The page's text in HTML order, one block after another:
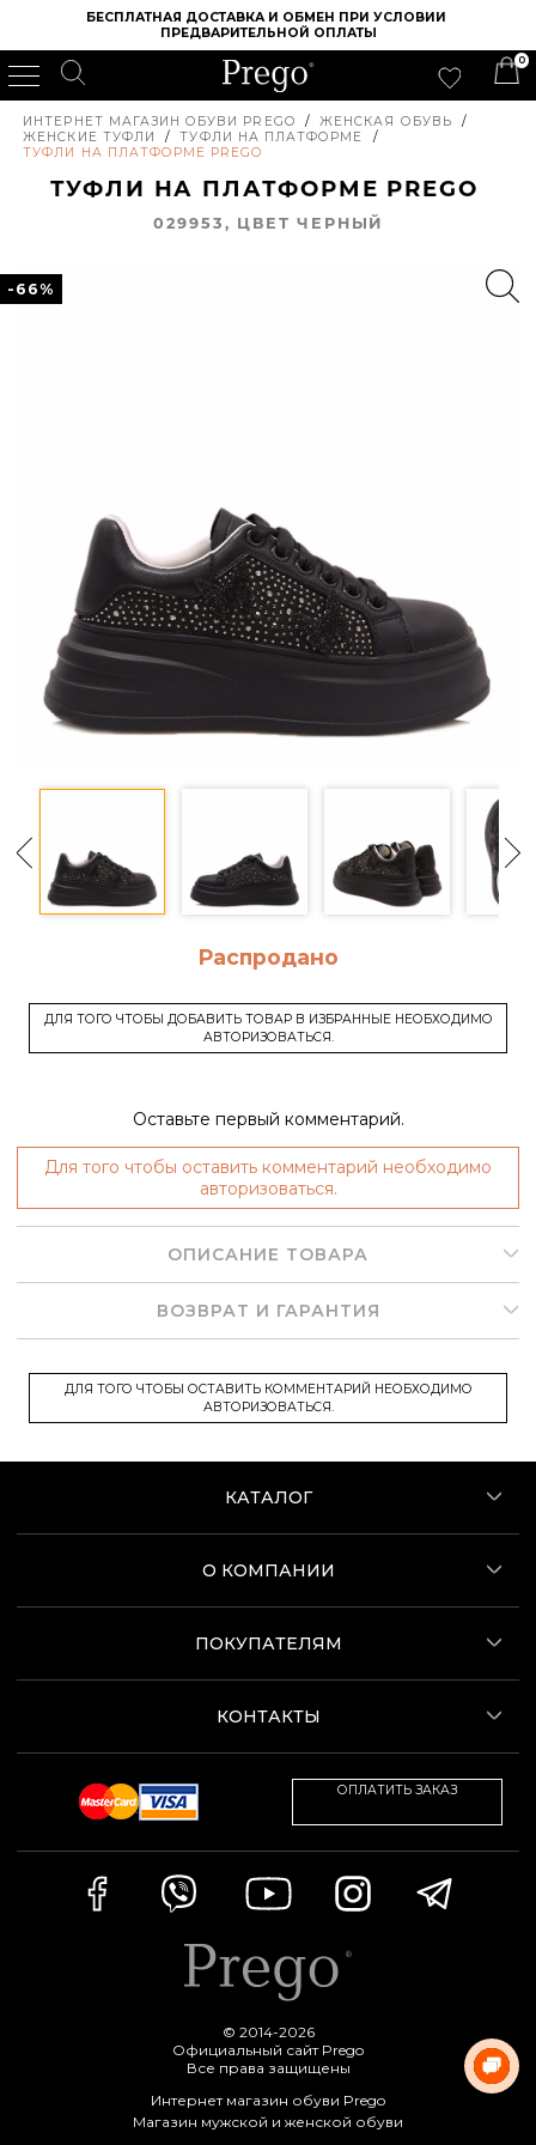
БЕСПЛАТНАЯ ДОСТАВКА И ОБМЕН ПРИ УСЛОВИИ
ПРЕДВАРИТЕЛЬНОЙ ОПЛАТЫ
0
ИНТЕРНЕТ МАГАЗИН ОБУВИ PREGO / ЖЕНСКАЯ ОБУВЬ
/
ЖЕНСКИЕ ТУФЛИ
/ ТУФЛИ НА ПЛАТФОРМЕ
/
ТУФЛИ НА ПЛАТФОРМЕ PREGO
ТУФЛИ НА ПЛАТФОРМЕ PREGO
029953, ЦВЕТ ЧЕРНЫЙ
-66%
Распродано
ДЛЯ ТОГО ЧТОБЫ ДОБАВИТЬ ТОВАР В ИЗБРАННЫЕ НЕОБХОДИМО
АВТОРИЗОВАТЬСЯ.
Оставьте первый комментарий.
Для того чтобы оставить комментарий необходимо
авторизоваться.
ОПИСАНИЕ ТОВАРА
ВОЗВРАТ И ГАРАНТИЯ
ДЛЯ ТОГО ЧТОБЫ ОСТАВИТЬ КОММЕНТАРИЙ НЕОБХОДИМО
АВТОРИЗОВАТЬСЯ.
КАТАЛОГ
О КОМПАНИИ
ПОКУПАТЕЛЯМ
КОНТАКТЫ
ОПЛАТИТЬ ЗАКАЗ
© 2014-2026
Официальный сайт Prego
Все права защищены
Интернет магазин обуви Prego
Магазин мужской и женской обуви